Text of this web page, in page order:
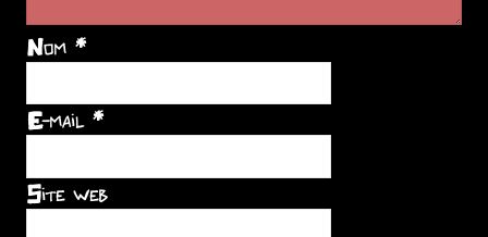
Nom *
E-mail *
Site web